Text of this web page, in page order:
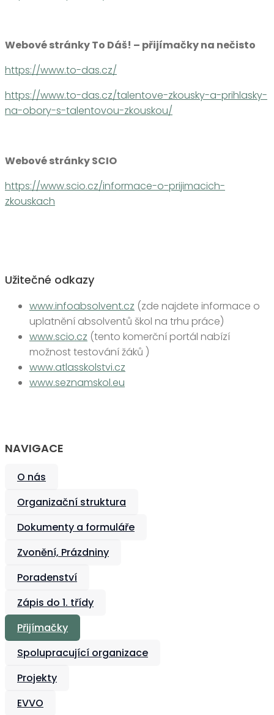
Webové stránky To Dáš! – přijímačky na nečisto
https://www.to-das.cz/
https://www.to-das.cz/talentove-zkousky-a-prihlasky-
na-obory-s-talentovou-zkouskou/
Webové stránky SCIO
https://www.scio.cz/informace-o-prijimacich-
zkouskach
Užitečné odkazy
www.infoabsolvent.cz (zde najdete informace o
uplatnění absolventů škol na trhu práce)
www.scio.cz (tento komerční portál nabízí
možnost testování žáků )
www.atlasskolstvi.cz
www.seznamskol.eu
NAVIGACE
O nás
Organizační struktura
Dokumenty a formuláře
Zvonění, Prázdniny
Poradenství
Zápis do 1. třídy
Přijímačky
Spolupracující organizace
Projekty
EVVO